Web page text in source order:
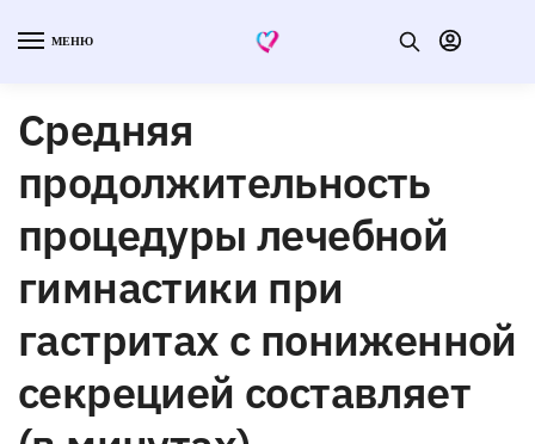
МЕНЮ
Средняя
продолжительность
процедуры лечебной
гимнастики при
гастритах с пониженной
секрецией составляет